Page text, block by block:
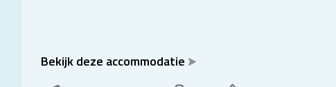
Bekijk deze accommodatie